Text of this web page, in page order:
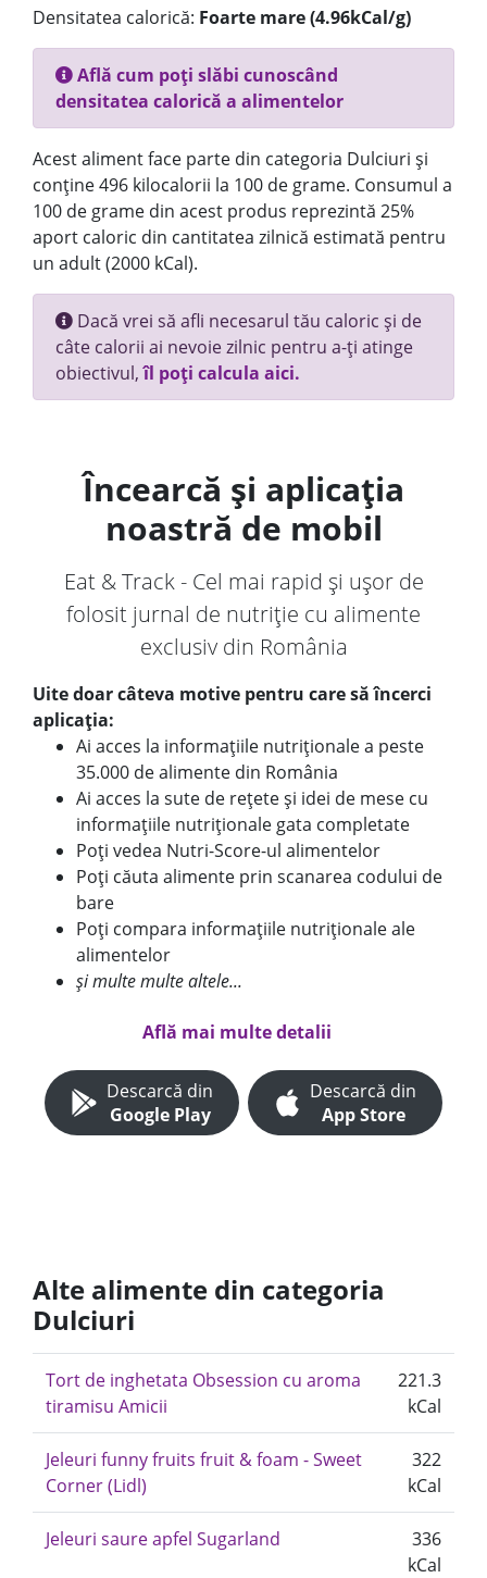
Densitatea calorică: Foarte mare (4.96kCal/g)
Află cum poți slăbi cunoscând
densitatea calorică a alimentelor
Acest aliment face parte din categoria Dulciuri și
conține 496 kilocalorii la 100 de grame. Consumul a
100 de grame din acest produs reprezintă 25%
aport caloric din cantitatea zilnică estimată pentru
un adult (2000 kCal).
Dacă vrei să afli necesarul tău caloric și de
câte calorii ai nevoie zilnic pentru a-ți atinge
obiectivul,îl poți calcula aici.
Încearcă și aplicația
noastră de mobil
Eat & Track - Cel mai rapid și ușor de
folosit jurnal de nutriție cu alimente
exclusiv din România
Uite doar câteva motive pentru care să încerci
aplicația:
Ai acces la informațiile nutriționale a peste
35.000 de alimente din România
Ai acces la sute de rețete și idei de mese cu
informațiile nutriționale gata completate
Poți vedea Nutri-Score-ul alimentelor
Poți căuta alimente prin scanarea codului de
bare
Poți compara informațiile nutriționale ale
alimentelor
și multe multe altele...
Află mai multe detalii
Descarcă din
Google Play
Descarcă din
App Store
Alte alimente din categoria
Dulciuri
Tort de inghetata Obsession cu aroma
tiramisu Amicii
221.3
kCal
Jeleuri funny fruits fruit & foam - Sweet
Corner (Lidl)
322
kCal
Jeleuri saure apfel Sugarland
336
kCal